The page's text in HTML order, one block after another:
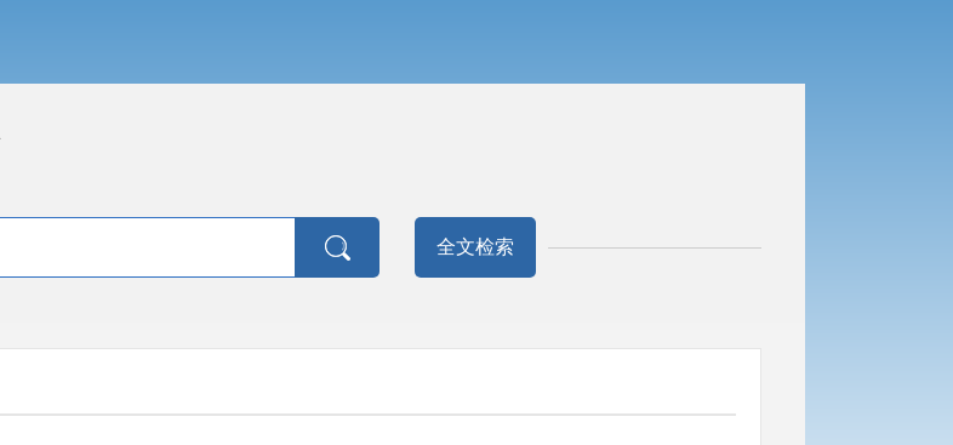
全文检索